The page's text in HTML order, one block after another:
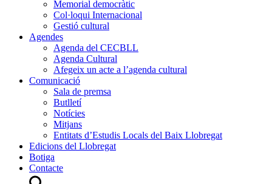
Memorial democràtic
Col·loqui Internacional
Gestió cultural
Agendes
Agenda del CECBLL
Agenda Cultural
Afegeix un acte a l’agenda cultural
Comunicació
Sala de premsa
Butlletí
Notícies
Mitjans
Entitats d’Estudis Locals del Baix Llobregat
Edicions del Llobregat
Botiga
Contacte